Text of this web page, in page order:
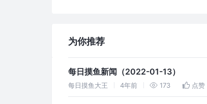
为你推荐
每日摸鱼新闻（2022-01-13）
每日摸鱼大王 4年前 173 点赞